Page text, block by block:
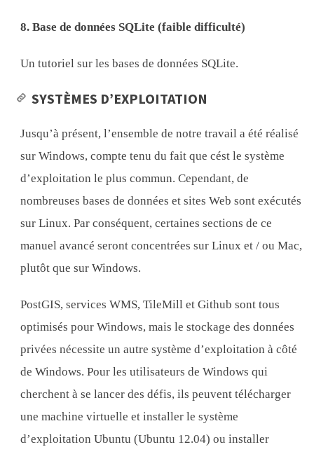
8. Base de données SQLite (faible difficulté)
Un tutoriel sur les bases de données SQLite.
SYSTÈMES D’EXPLOITATION
Jusqu’à présent, l’ensemble de notre travail a été réalisé
sur Windows, compte tenu du fait que cést le système
d’exploitation le plus commun. Cependant, de
nombreuses bases de données et sites Web sont exécutés
sur Linux. Par conséquent, certaines sections de ce
manuel avancé seront concentrées sur Linux et / ou Mac,
plutôt que sur Windows.
PostGIS, services WMS, TileMill et Github sont tous
optimisés pour Windows, mais le stockage des données
privées nécessite un autre système d’exploitation à côté
de Windows. Pour les utilisateurs de Windows qui
cherchent à se lancer des défis, ils peuvent télécharger
une machine virtuelle et installer le système
d’exploitation Ubuntu (Ubuntu 12.04) ou installer